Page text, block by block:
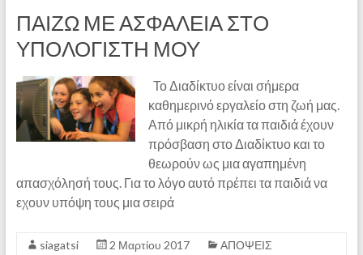
ΠΑΙΖΩ ΜΕ ΑΣΦΑΛΕΙΑ ΣΤΟ
ΥΠΟΛΟΓΙΣΤΗ ΜΟΥ
Το Διαδίκτυο είναι σήμερα
καθημερινό εργαλείο στη ζωή μας.
Από μικρή ηλικία τα παιδιά έχουν
πρόσβαση στο Διαδίκτυο και το
θεωρούν ως μια αγαπημένη
απασχόλησή τους. Για το λόγο αυτό πρέπει τα παιδιά να
εχουν υπόψη τους μια σειρά
siagatsi 2 Μαρτίου 2017
ΑΠΟΨΕΙΣ